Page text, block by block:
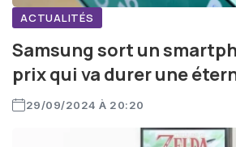
ACTUALITÉS
Samsung sort un
prix qui va durer une
29/09/2024 À 20:20